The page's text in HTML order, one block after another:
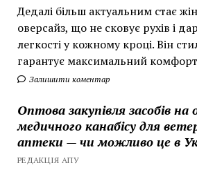
Дедалі більш актуальним стає
оверсайз, що не сковує рухів і
легкості у кожному кроці. Він
гарантує максимальний
Залишити коментар
Оптова закупівля засобів на
медичного канабісу для
аптеки — чи можливо це в
РЕДАКЦІЯ АПУ